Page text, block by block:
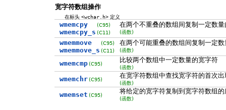
宽字符数组操作
在标头<wchar.h> 定义
wmemcpy
wmemcpy_s
(C95)
(C11)
在两个不重叠的数组间复制一定数量
(函数)
wmemmove
wmemmove_s
(C95)
(C11)
在两个可能重叠的数组间复制一定
(函数)
wmemcmp (C95) 比较两个数组中一定数量的宽字符
(函数)
wmemchr (C95) 在宽字符数组中查找宽字符的首次出
(函数)
wmemset (C95) 将给定的宽字符复制到宽字符数组的
(函数)